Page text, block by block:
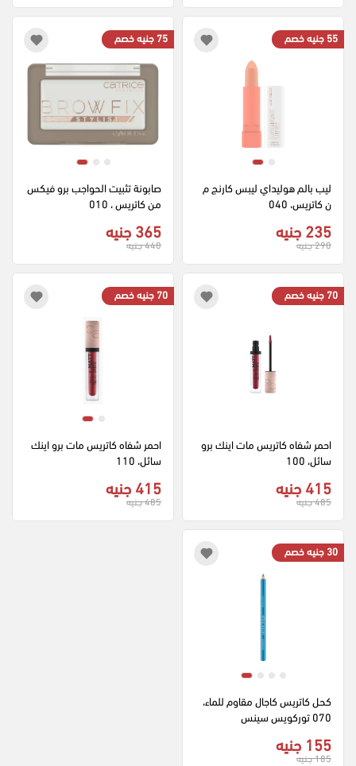
55 جنيه خصم
ليب بالم هوليداي ليبس كارنج م
ن كاتريس، 040
235 جنيه
290 جنيه
75 جنيه خصم
من كاتريس ، 010
365 جنيه
440 جنيه
70 جنيه خصم
سائل، 100
415 جنيه
485 جنيه
70 جنيه خصم
سائل، 110
415 جنيه
485 جنيه
30 جنيه خصم
070 توركويس سينس
155 جنيه
185 جنيه